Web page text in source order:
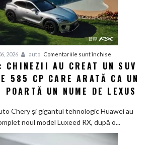
lansează
noua
generație
Smart
în
China
2026 auto Comentariile sunt închise
Luxeed
RX:
Chinezii
creat
un
CHINEZII AU CREAT UN SUV
585 CP CARE ARATĂ CA UN
UN NUME DE LEXUS
Chery și gigantul tehnologic Huawei au
noul model Luxeed RX, după o...